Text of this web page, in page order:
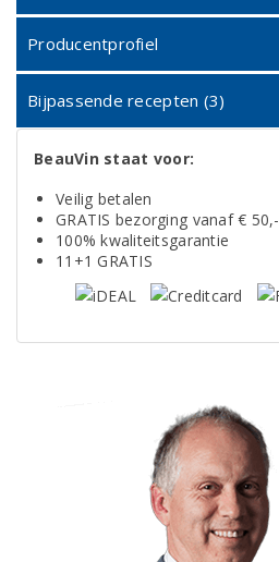
Producentprofiel
Bijpassende recepten (3)
BeauVin staat voor:
Veilig betalen
GRATIS bezorging vanaf € 50,-
100% kwaliteitsgarantie
11+1 GRATIS